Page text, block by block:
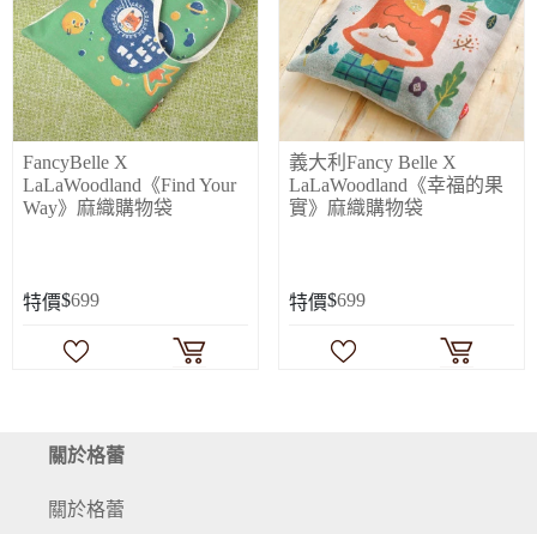
FancyBelle X
LaLaWoodland《Find Your
Way》麻織購物袋
特價$699
義大利Fancy Belle X
LaLaWoodland《幸福的果
實》麻織購物袋
特價$699
關於格蕾
關於格蕾